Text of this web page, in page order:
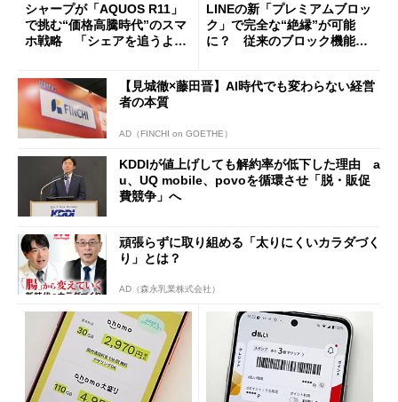
シャープが「AQUOS R11」
で挑む“価格高騰時代”のスマ
ホ戦略 「シェアを追うより
LINEの新「プレミアムブロッ
ク」で完全な“絶縁”が可能
に？ 従来のブロック機能と
【見城徹×藤田晋】AI時代でも変わらない経営
者の本質
AD（FINCHI on GOETHE）
KDDIが値上げしても解約率が低下した理由 a
u、UQ mobile、povoを循環させ「脱・販促
費競争」へ
頑張らずに取り組める「太りにくいカラダづく
り」とは？
AD（森永乳業株式会社）